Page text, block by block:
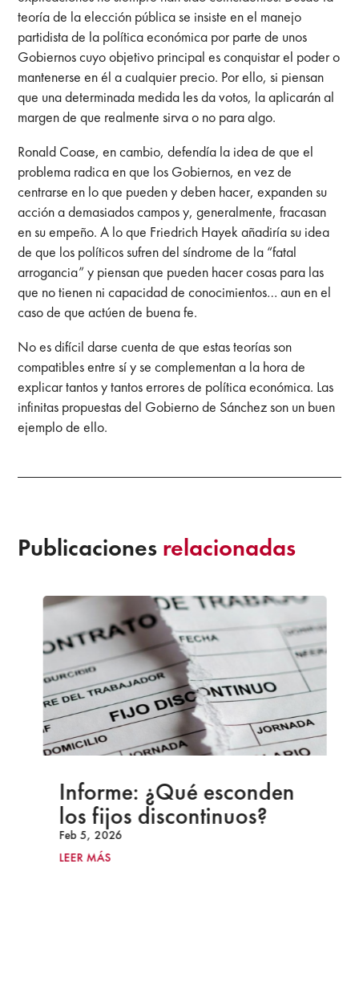
teoría de la elección pública se insiste en el manejo
partidista de la política económica por parte de unos
Gobiernos cuyo objetivo principal es conquistar el poder o
mantenerse en él a cualquier precio. Por ello, si piensan
que una determinada medida les da votos, la aplicarán al
margen de que realmente sirva o no para algo.
Ronald Coase, en cambio, defendía la idea de que el
problema radica en que los Gobiernos, en vez de
centrarse en lo que pueden y deben hacer, expanden su
acción a demasiados campos y, generalmente, fracasan
en su empeño. A lo que Friedrich Hayek añadiría su idea
de que los políticos sufren del síndrome de la “fatal
arrogancia” y piensan que pueden hacer cosas para las
que no tienen ni capacidad de conocimientos… aun en el
caso de que actúen de buena fe.
No es difícil darse cuenta de que estas teorías son
compatibles entre sí y se complementan a la hora de
explicar tantos y tantos errores de política económica. Las
infinitas propuestas del Gobierno de Sánchez son un buen
ejemplo de ello.
Publicaciones relacionadas
Informe: ¿Qué esconden
los fijos discontinuos?
Feb 5, 2026
LEER MÁS